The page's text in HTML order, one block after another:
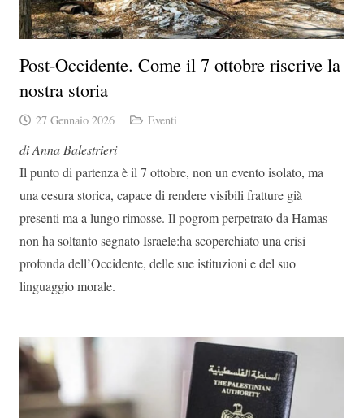
Post-Occidente. Come il 7 ottobre riscrive la
nostra storia
27 Gennaio 2026 Eventi
di Anna Balestrieri
Il punto di partenza è il 7 ottobre, non un evento isolato, ma
una cesura storica, capace di rendere visibili fratture già
presenti ma a lungo rimosse. Il pogrom perpetrato da Hamas
non ha soltanto segnato Israele:ha scoperchiato una crisi
profonda dell’Occidente, delle sue istituzioni e del suo
linguaggio morale.